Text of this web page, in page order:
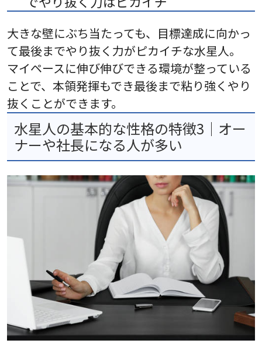
大きな壁にぶち当たっても、目標達成に向かっ
て最後までやり抜く力がピカイチな水星人。
マイペースに伸び伸びできる環境が整っている
ことで、本領発揮もでき最後まで粘り強くやり
抜くことができます。
水星人の基本的な性格の特徴3｜オー
ナーや社長になる人が多い